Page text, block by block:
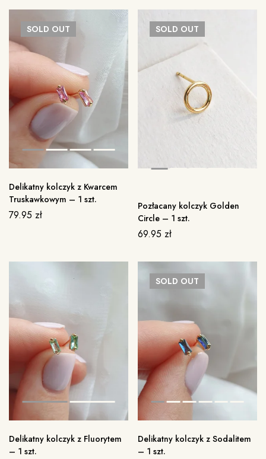
SOLD OUT
Delikatny kolczyk z Kwarcem
Truskawkowym – 1 szt.
79.95 zł
SOLD OUT
Pozłacany kolczyk Golden
Circle – 1 szt.
69.95 zł
Delikatny kolczyk z Fluorytem
– 1 szt.
SOLD OUT
Delikatny kolczyk z Sodalitem
– 1 szt.